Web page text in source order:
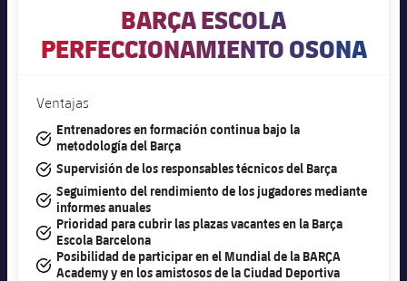
BARÇA ESCOLA
PERFECCIONAMIENTO OSONA
Ventajas
#tick
Entrenadores en formación continua bajo la
metodología del Barça
#tick
Supervisión de los responsables técnicos del Barça
#tick
Seguimiento del rendimiento de los jugadores mediante
informes anuales
#tick
Prioridad para cubrir las plazas vacantes en la Barça
Escola Barcelona
#tick
Posibilidad de participar en el Mundial de la BARÇA
Academy y en los amistosos de la Ciudad Deportiva